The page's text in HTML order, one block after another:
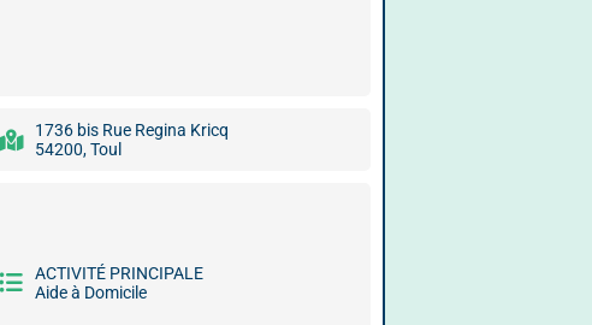
1736 bis Rue Regina Kricq
54200, Toul
ACTIVITÉ PRINCIPALE
Aide à Domicile